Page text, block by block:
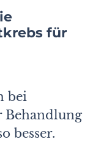
für
bei
Behandlung
besser.